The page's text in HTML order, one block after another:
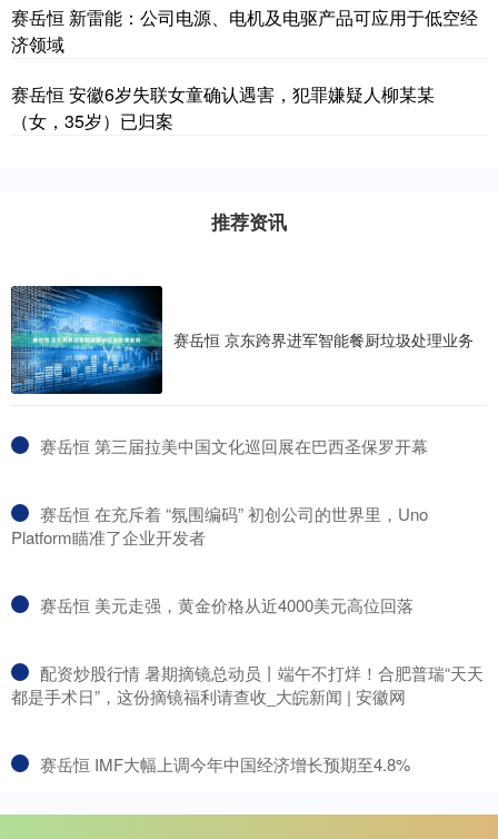
赛岳恒 新雷能：公司电源、电机及电驱产品可应用于低空经
济领域
赛岳恒 安徽6岁失联女童确认遇害，犯罪嫌疑人柳某某
（女，35岁）已归案
推荐资讯
赛岳恒 京东跨界进军智能餐厨垃圾处理业务
​赛岳恒 第三届拉美中国文化巡回展在巴西圣保罗开幕
​赛岳恒 在充斥着 “氛围编码” 初创公司的世界里，Uno
Platform瞄准了企业开发者
​赛岳恒 美元走强，黄金价格从近4000美元高位回落
​配资炒股行情 暑期摘镜总动员丨端午不打烊！合肥普瑞“天天
都是手术日”，这份摘镜福利请查收_大皖新闻 | 安徽网
​赛岳恒 IMF大幅上调今年中国经济增长预期至4.8%